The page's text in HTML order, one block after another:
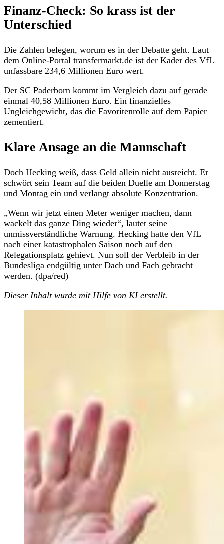
Finanz-Check: So krass ist der
Unterschied
Die Zahlen belegen, worum es in der Debatte geht. Laut
dem Online-Portal transfermarkt.de ist der Kader des VfL
unfassbare 234,6 Millionen Euro wert.
Der SC Paderborn kommt im Vergleich dazu auf gerade
einmal 40,58 Millionen Euro. Ein finanzielles
Ungleichgewicht, das die Favoritenrolle auf dem Papier
zementiert.
Klare Ansage an die Mannschaft
Doch Hecking weiß, dass Geld allein nicht ausreicht. Er
schwört sein Team auf die beiden Duelle am Donnerstag
und Montag ein und verlangt absolute Konzentration.
„Wenn wir jetzt einen Meter weniger machen, dann
wackelt das ganze Ding wieder“, lautet seine
unmissverständliche Warnung. Hecking hatte den VfL
nach einer katastrophalen Saison noch auf den
Relegationsplatz gehievt. Nun soll der Verbleib in der
Bundesliga endgültig unter Dach und Fach gebracht
werden. (dpa/red)
Dieser Inhalt wurde mit Hilfe von KIerstellt.